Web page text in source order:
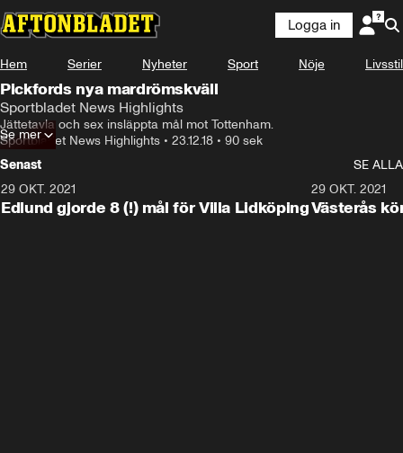
Logga in
Hem Serier Nyheter Sport Nöje Livsstil
Pickfords nya mardrömskväll
Sportbladet News Highlights
Jättetavla och sex insläppta mål mot Tottenham.
Sportbladet News Highlights • 23.12.18 • 90 sek
Se mer
Senast
SE ALLA
29 OKT. 2021
Edlund gjorde 8 (!) mål för Villa Lidköping
29 OKT. 2021
Västerås